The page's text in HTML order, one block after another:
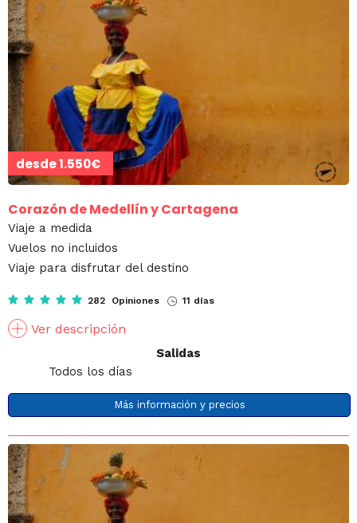
desde1.550€
Corazón de Medellín y Cartagena
Viaje a medida
Vuelos no incluidos
Viaje para disfrutar del destino
282 Opiniones 11 días
Ver descripción
Salidas
Todos los días
Más información y precios